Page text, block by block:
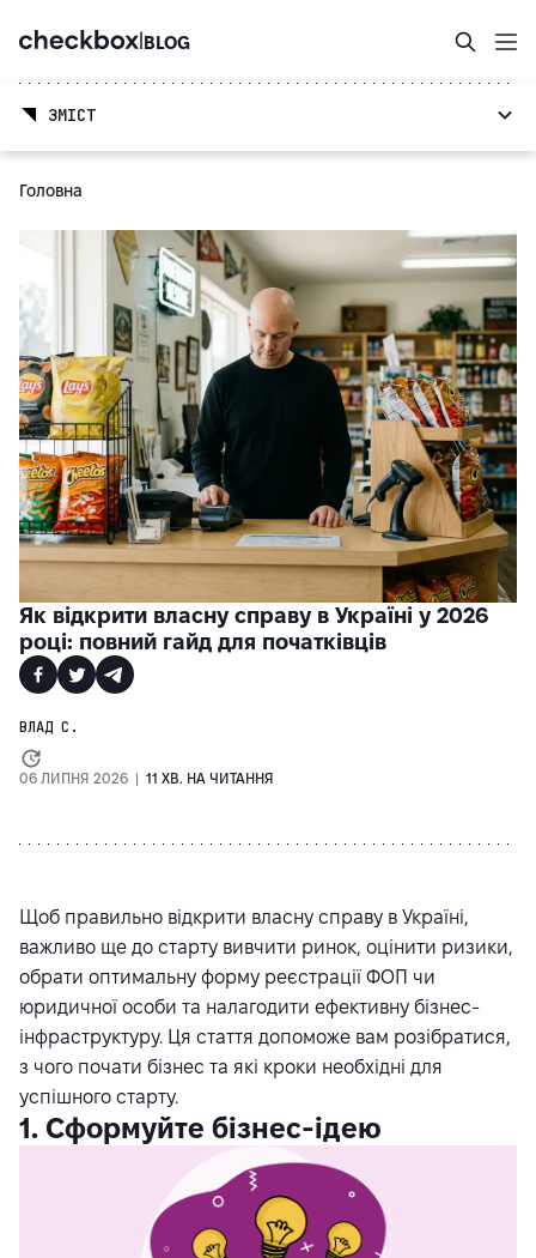
|BLOG
ЗМІСТ
Головна
Як відкрити власну справу в Україні у 2026
році: повний гайд для початківців
ВЛАД С.
06 ЛИПНЯ 2026 | 11 ХВ. НА ЧИТАННЯ
Щоб правильно відкрити власну справу в Україні,
важливо ще до старту вивчити ринок, оцінити ризики,
обрати оптимальну форму реєстрації ФОП чи
юридичної особи та налагодити ефективну бізнес-
інфраструктуру. Ця стаття допоможе вам розібратися,
з чого почати бізнес та які кроки необхідні для
успішного старту.
1. Сформуйте бізнес-ідею